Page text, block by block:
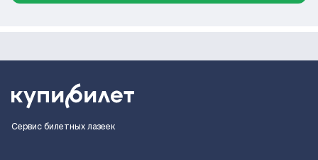
Сервис билетных лазеек